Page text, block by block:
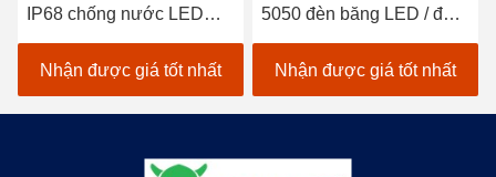
IP68 chống nước LED
băng chống nước 12V
DC5V cho sử dụng trong
nhà Chỉ IP65 xếp hạng
Nhận được giá tốt nhất
5050 đèn băng LED / đèn
dải LED với IP65 chống
nước
Nhận được giá tốt nhất